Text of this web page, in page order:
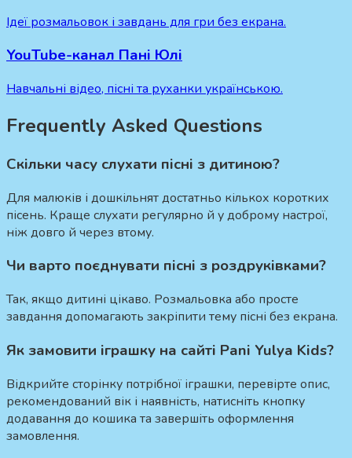
Ідеї розмальовок і завдань для гри без екрана.
YouTube-канал Пані Юлі
Навчальні відео, пісні та руханки українською.
Frequently Asked Questions
Скільки часу слухати пісні з дитиною?
Для малюків і дошкільнят достатньо кількох коротких
пісень. Краще слухати регулярно й у доброму настрої,
ніж довго й через втому.
Чи варто поєднувати пісні з роздруківками?
Так, якщо дитині цікаво. Розмальовка або просте
завдання допомагають закріпити тему пісні без екрана.
Як замовити іграшку на сайті Pani Yulya Kids?
Відкрийте сторінку потрібної іграшки, перевірте опис,
рекомендований вік і наявність, натисніть кнопку
додавання до кошика та завершіть оформлення
замовлення.